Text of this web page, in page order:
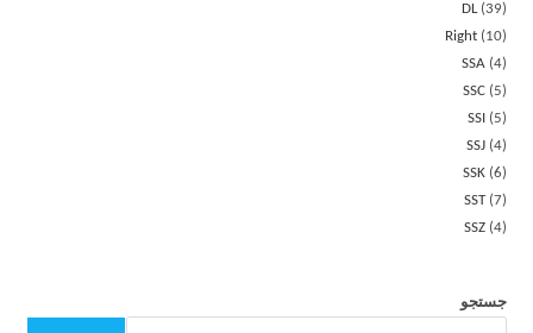
DL 39
Right
10
SSA 4
SSC
5
SSI
5
SSJ 4
SSK 6
SST 7
SSZ 4
جستجو